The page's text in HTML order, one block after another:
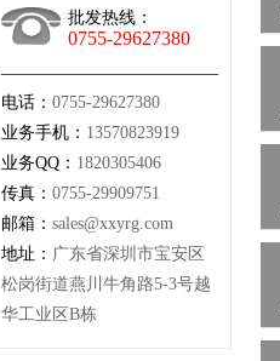
批发热线：
0755-29627380
电话： 0755-29627380
业务手机： 13570823919
业务QQ： 1820305406
传真： 0755-29909751
邮箱： sales@xxyrg.com
地址： 广东省深圳市宝安区
松岗街道燕川牛角路5-3号越
华工业区B栋